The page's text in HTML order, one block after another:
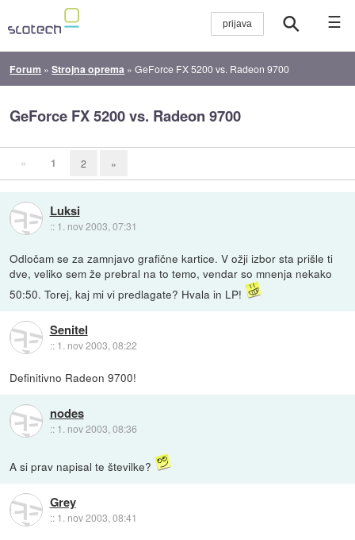
☰
Forum »Strojna oprema »GeForce FX 5200 vs. Radeon 9700
GeForce FX 5200 vs. Radeon 9700
« 1 2 »
Luksi
:: 1. nov 2003, 07:31
Odločam se za zamnjavo grafične kartice. V ožji izbor sta prišle ti
dve, veliko sem že prebral na to temo, vendar so mnenja nekako
50:50. Torej, kaj mi vi predlagate? Hvala in LP!
Senitel
:: 1. nov 2003, 08:22
Definitivno Radeon 9700!
nodes
:: 1. nov 2003, 08:36
A si prav napisal te številke?
Grey
:: 1. nov 2003, 08:41